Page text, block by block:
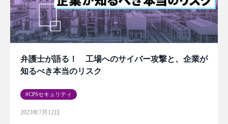
弁護士が語る！ 工場へのサイバー攻撃と、企業が
知るべき本当のリスク
CPSセキュリティ
2023年7月12日